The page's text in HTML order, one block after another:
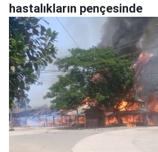
hastalıkların pençesinde